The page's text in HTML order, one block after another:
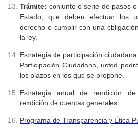
Trámite: conjunto o serie de pasos
Estado, que deben efectuar los
derecho o cumplir con una
la ley.
Estrategia de participación ciudadana
Participación Ciudadana, usted
los plazos en los que se propone.
Estrategia anual de rendición
rendición de cuentas generales
Programa de Transparencia y Ética